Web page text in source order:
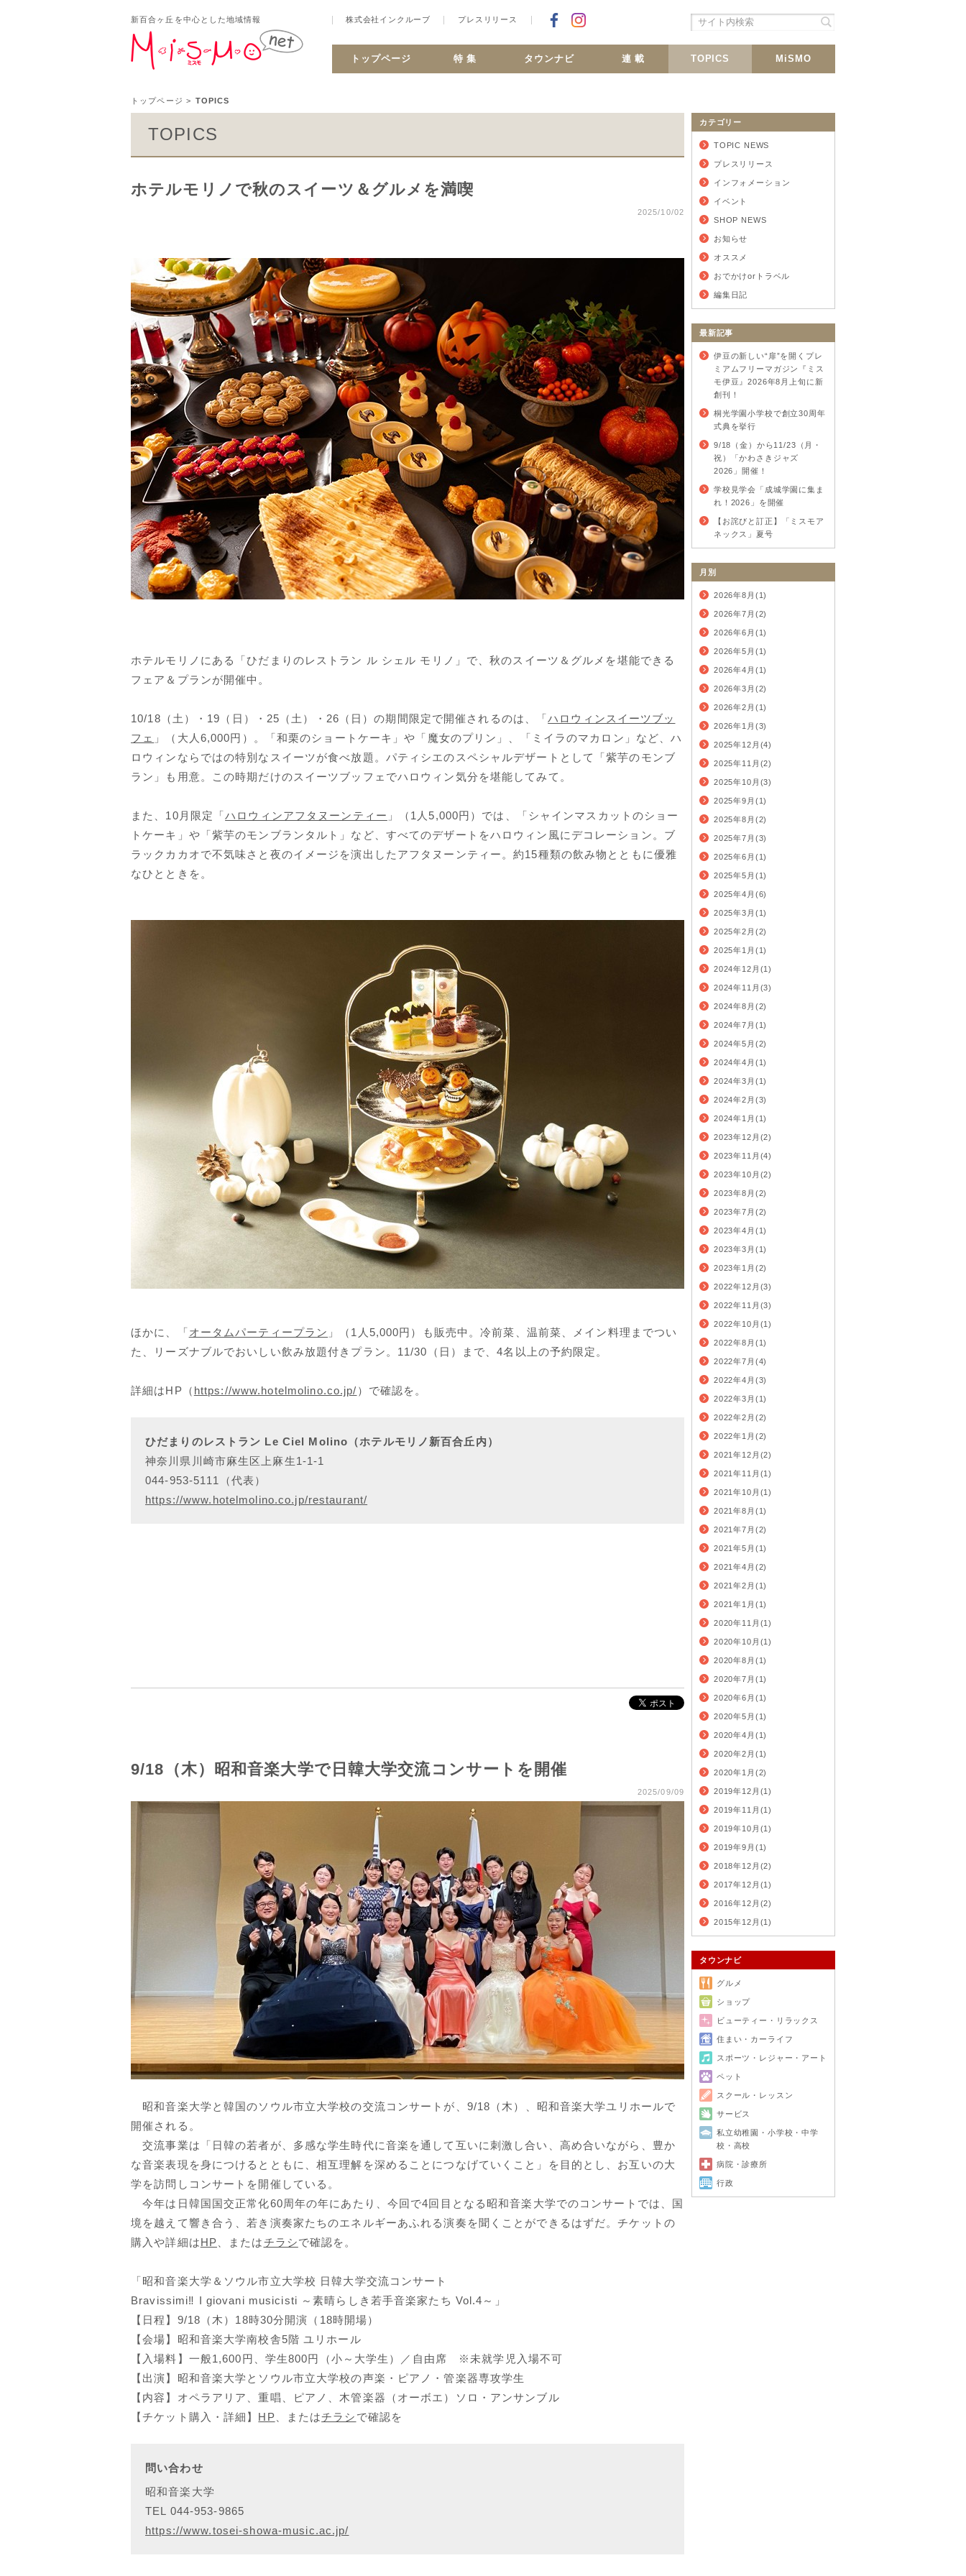
新百合ヶ丘を中心とした地域情報 株式会社インクルーブ プレスリリース Facebookでシェア
トップページ 特 集 タウンナビ 連 載 TOPICS MiSMO
トップページ > TOPICS
カテゴリー
TOPIC NEWS
プレスリリース
インフォメーション
イベント
SHOP NEWS
お知らせ
オススメ
おでかけorトラベル
編集日記
最新記事
伊豆の新しい“扉”を開くプレ
ミアムフリーマガジン『ミス
モ伊豆』2026年8月上旬に新
創刊！
桐光学園小学校で創立30周年
式典を挙行
9/18（金）から11/23（月・
祝）「かわさきジャズ
2026」開催！
学校見学会「成城学園に集ま
れ！2026」を開催
【お詫びと訂正】「ミスモア
ネックス」夏号
月別
2026年8月(1)
2026年7月(2)
2026年6月(1)
2026年5月(1)
2026年4月(1)
2026年3月(2)
2026年2月(1)
2026年1月(3)
2025年12月(4)
2025年11月(2)
2025年10月(3)
2025年9月(1)
2025年8月(2)
2025年7月(3)
2025年6月(1)
2025年5月(1)
2025年4月(6)
2025年3月(1)
2025年2月(2)
2025年1月(1)
2024年12月(1)
2024年11月(3)
2024年8月(2)
2024年7月(1)
2024年5月(2)
2024年4月(1)
2024年3月(1)
2024年2月(3)
2024年1月(1)
2023年12月(2)
2023年11月(4)
2023年10月(2)
2023年8月(2)
2023年7月(2)
2023年4月(1)
2023年3月(1)
2023年1月(2)
2022年12月(3)
2022年11月(3)
2022年10月(1)
2022年8月(1)
2022年7月(4)
2022年4月(3)
2022年3月(1)
2022年2月(2)
2022年1月(2)
2021年12月(2)
2021年11月(1)
2021年10月(1)
2021年8月(1)
2021年7月(2)
2021年5月(1)
2021年4月(2)
2021年2月(1)
2021年1月(1)
2020年11月(1)
2020年10月(1)
2020年8月(1)
2020年7月(1)
2020年6月(1)
2020年5月(1)
2020年4月(1)
2020年2月(1)
2020年1月(2)
2019年12月(1)
2019年11月(1)
2019年10月(1)
2019年9月(1)
2018年12月(2)
2017年12月(1)
2016年12月(2)
2015年12月(1)
タウンナビ
グルメ
ショップ
ビューティー・リラックス
住まい・カーライフ
スポーツ・レジャー・アート
ペット
スクール・レッスン
サービス
私立幼稚園・小学校・中学
校・高校
病院・診療所
行政
TOPICS
ホテルモリノで秋のスイーツ＆グルメを満喫
2025/10/02
ホテルモリノにある「ひだまりのレストラン ル シェル モリノ」で、秋のスイーツ＆グルメを堪能できる
フェア＆プランが開催中。
10/18（土）・19（日）・25（土）・26（日）の期間限定で開催されるのは、「ハロウィンスイーツブッ
フェ 」（大人6,000円）。「和栗のショートケーキ」や「魔女のプリン」、「ミイラのマカロン」など、ハ
ロウィンならではの特別なスイーツが食べ放題。パティシエのスペシャルデザートとして「紫芋のモンブ
ラン」も用意。この時期だけのスイーツブッフェでハロウィン気分を堪能してみて。
また、10月限定「ハロウィンアフタヌーンティー 」（1人5,000円）では、「シャインマスカットのショー
トケーキ」や「紫芋のモンブランタルト」など、すべてのデザートをハロウィン風にデコレーション。ブ
ラックカカオで不気味さと夜のイメージを演出したアフタヌーンティー。約15種類の飲み物とともに優雅
なひとときを。
ほかに、「オータムパーティープラン 」（1人5,000円）も販売中。冷前菜、温前菜、メイン料理までつい
た、リーズナブルでおいしい飲み放題付きプラン。11/30（日）まで、4名以上の予約限定。
詳細はHP（ https://www.hotelmolino.co.jp/ ）で確認を。
ひだまりのレストラン Le Ciel Molino（ホテルモリノ新百合丘内）
神奈川県川崎市麻生区上麻生1-1-1
044-953-5111（代表）
https://www.hotelmolino.co.jp/restaurant/
9/18（木）昭和音楽大学で日韓大学交流コンサートを開催
2025/09/09
昭和音楽大学と韓国のソウル市立大学校の交流コンサートが、9/18（木）、昭和音楽大学ユリホールで
開催される。
交流事業は「日韓の若者が、多感な学生時代に音楽を通して互いに刺激し合い、高め合いながら、豊か
な音楽表現を身につけるとともに、相互理解を深めることにつなげていくこと」を目的とし、お互いの大
学を訪問しコンサートを開催している。
今年は日韓国国交正常化60周年の年にあたり、今回で4回目となる昭和音楽大学でのコンサートでは、国
境を越えて響き合う、若き演奏家たちのエネルギーあふれる演奏を聞くことができるはずだ。チケットの
購入や詳細はHP 、またはチラシで確認を。
「昭和音楽大学＆ソウル市立大学校 日韓大学交流コンサート
Bravissimi‼ I giovani musicisti ～素晴らしき若手音楽家たち Vol.4～」
【日程】9/18（木）18時30分開演（18時開場）
【会場】昭和音楽大学南校舎5階 ユリホール
【入場料】一般1,600円、学生800円（小～大学生）／自由席 ※未就学児入場不可
【出演】昭和音楽大学とソウル市立大学校の声楽・ピアノ・管楽器専攻学生
【内容】オペラアリア、重唱、ピアノ、木管楽器（オーボエ）ソロ・アンサンブル
【チケット購入・詳細】 HP 、またはチラシ で確認を
問い合わせ
昭和音楽大学
TEL 044-953-9865
https://www.tosei-showa-music.ac.jp/